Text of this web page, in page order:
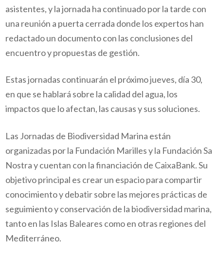
asistentes, y la jornada ha continuado por la tarde con
una reunión a puerta cerrada donde los expertos han
redactado un documento con las conclusiones del
encuentro y propuestas de gestión.
Estas jornadas continuarán el próximo jueves, día 30,
en que se hablará sobre la calidad del agua, los
impactos que lo afectan, las causas y sus soluciones.
Las Jornadas de Biodiversidad Marina están
organizadas por la Fundación Marilles y la Fundación Sa
Nostra y cuentan con la financiación de CaixaBank. Su
objetivo principal es crear un espacio para compartir
conocimiento y debatir sobre las mejores prácticas de
seguimiento y conservación de la biodiversidad marina,
tanto en las Islas Baleares como en otras regiones del
Mediterráneo.